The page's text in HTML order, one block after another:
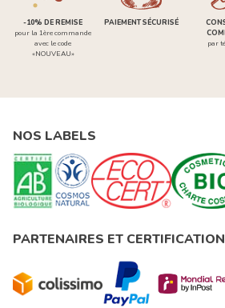
-10% DE REMISE
pour la 1ère commande
avec le code
«NOUVEAU»
PAIEMENT SÉCURISÉ
par
NOS LABELS
PARTENAIRES ET